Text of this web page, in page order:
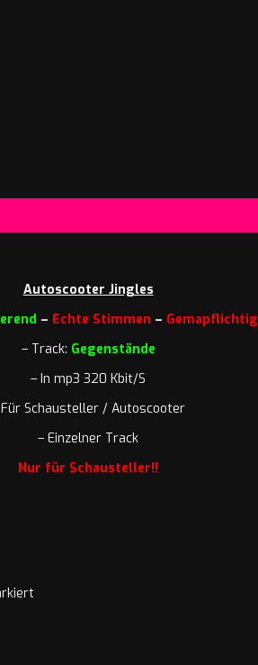
Autoscooter Jingles
– Echte Stimmen – Gemapflichtig
– Track: Gegenstände
– In mp3 320 Kbit/S
Schausteller / Autoscooter
– Einzelner Track
Nur für Schausteller!!